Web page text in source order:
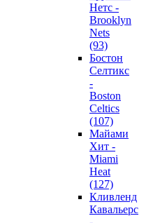
Нетс -
Brooklyn
Nets
(93)
Бостон
Селтикс
-
Boston
Celtics
(107)
Майами
Хит -
Miami
Heat
(127)
Кливленд
Кавальерс